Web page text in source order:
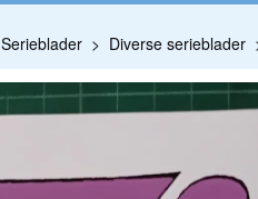
Serieblader Diverse serieblader